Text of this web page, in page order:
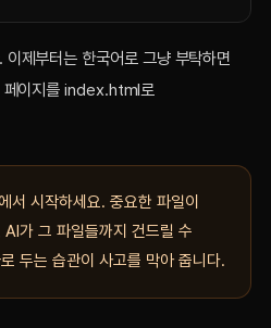
제부터는 한국어로 그냥 부탁하면
페이지를 index.html로
서 시작하세요. 중요한 파일이
가 그 파일들까지 건드릴 수
두는 습관이 사고를 막아 줍니다.